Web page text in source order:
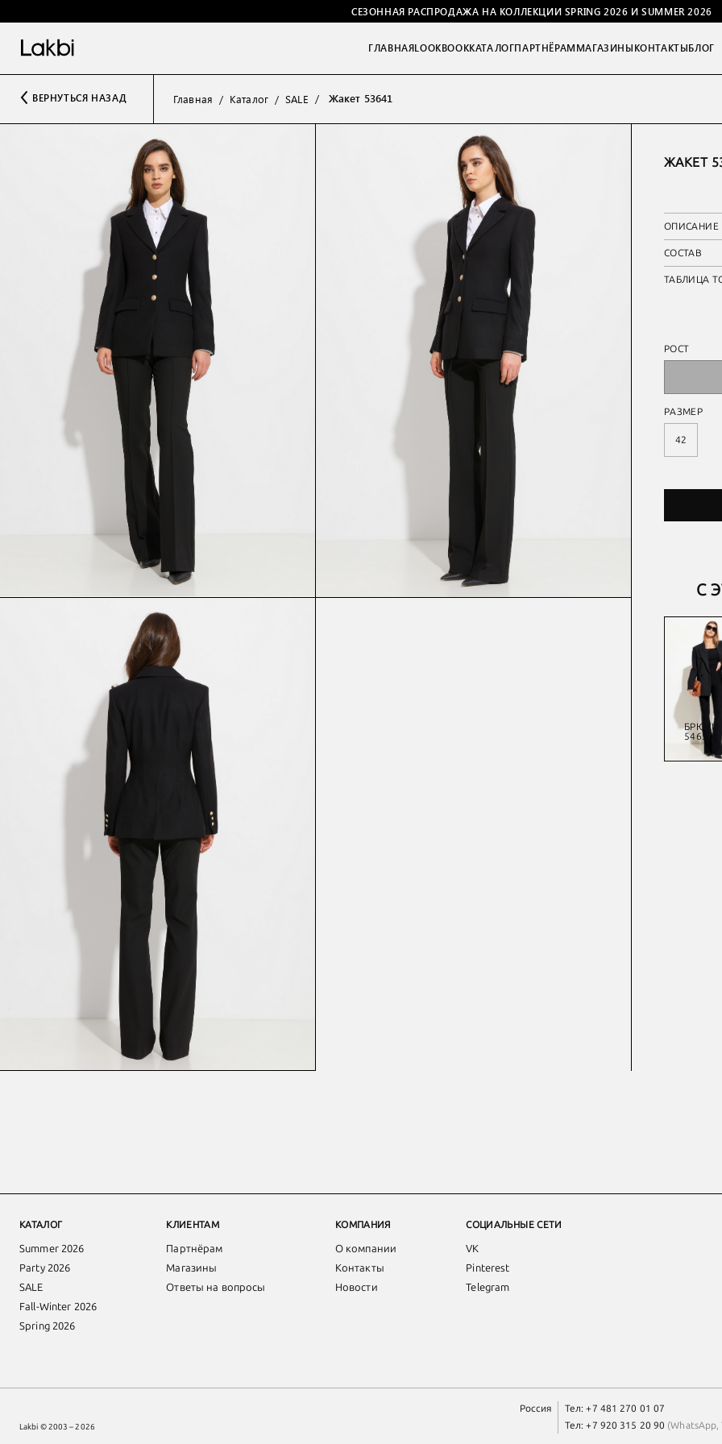
СЕЗОННАЯ РАСПРОДАЖА НА КОЛЛЕКЦИИ SPRING 2026 И SUMMER 2026
ГЛАВНАЯLOOKBOOKКАТАЛОГПАРТНЁРАММАГАЗИНЫКОНТАКТЫБЛОГ
ВЕРНУТЬСЯ НАЗАД Главная Каталог SALE Жакет 53641
ЖАКЕТ
ОПИСАНИЕ
СОСТАВ
ТАБЛИЦА
РОСТ
РАЗМЕР
42
С
ЖАКЕТ
53842
БРЮКИ
54652
КАТАЛОГ
Summer 2026
Party 2026
SALE
Fall-Winter 2026
Spring 2026
КЛИЕНТАМ
Партнёрам
Магазины
Ответы на вопросы
КОМПАНИЯ
О компании
Контакты
Новости
СОЦИАЛЬНЫЕ СЕТИ
VK
Pinterest
Telegram
Lakbi © 2003 – 2026
Россия Тел:+7 481 270 01 07
Тел:+7 920 315 20 90 (WhatsApp,